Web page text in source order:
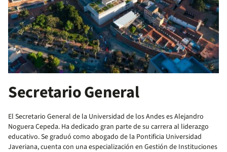
Secretario General
El Secretario General de la Universidad de los Andes es Alejandro
Noguera Cepeda. Ha dedicado gran parte de su carrera al liderazgo
educativo. Se graduó como abogado de la Pontificia Universidad
Javeriana, cuenta con una especialización en Gestión de Instituciones